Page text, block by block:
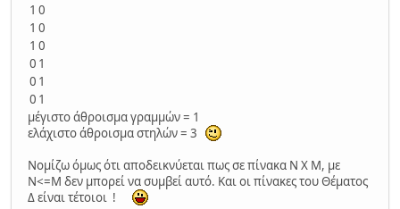
1 0
1 0
1 0
0 1
0 1
0 1
μέγιστο άθροισμα γραμμών = 1
ελάχιστο άθροισμα στηλών = 3
Νομίζω όμως ότι αποδεικνύεται πως σε πίνακα Ν Χ Μ, με
Ν<=Μ δεν μπορεί να συμβεί αυτό. Και οι πίνακες του Θέματος
Δ είναι τέτοιοι !